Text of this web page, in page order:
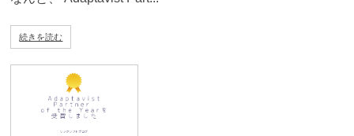
続きを読む